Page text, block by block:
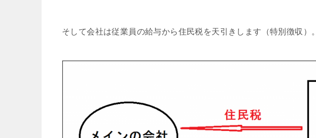
そして会社は従業員の給与から住民税を天引きします（特別徴収）。